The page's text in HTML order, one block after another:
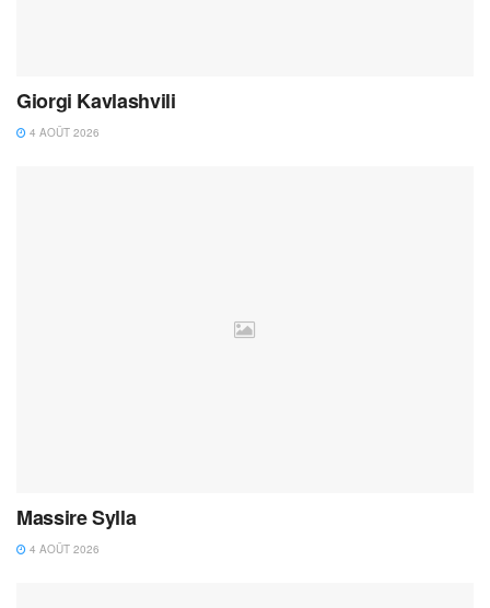
Giorgi Kavlashvili
4 AOÛT 2026
Massire Sylla
4 AOÛT 2026